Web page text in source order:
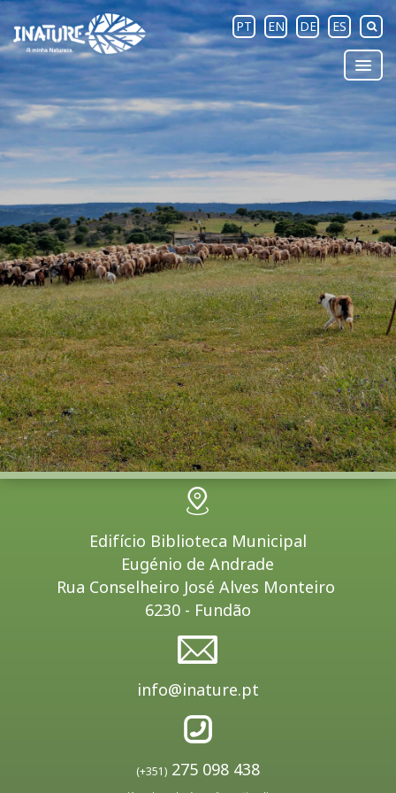
PT EN DE ES
Edifício Biblioteca Municipal
Eugénio de Andrade
Rua Conselheiro José Alves Monteiro
6230 - Fundão
info@inature.pt
(+351) 275 098 438